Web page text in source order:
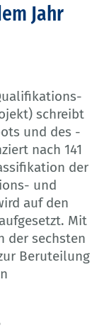
Jahr
schreibt
und des -
nach 141
der
und
auf den
Mit
der sechsten
Beruteilung